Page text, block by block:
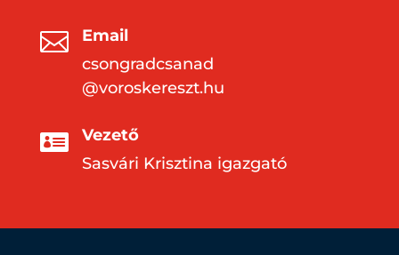

Email
csongradcsanad
@voroskereszt.hu

Vezető
Sasvári Krisztina igazgató